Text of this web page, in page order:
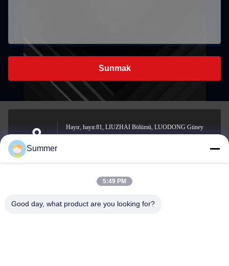
Sunmak
Adres
Hayır, hayır.81, LIUZHAI Bölümü, LUODONG Güney
E-posta
sale2@zhejiangyuhao.com
Summer
5:49 PM
Good day, what product are you looking for?